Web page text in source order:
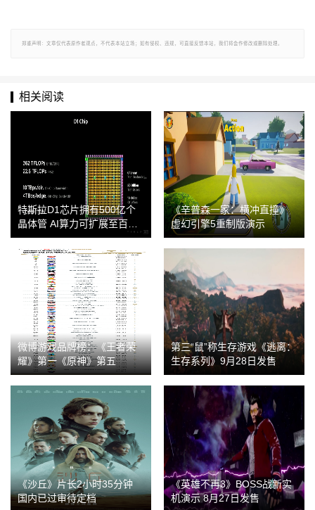
郑重声明：文章仅代表原作者观点，不代表本站立场；如有侵权、违规，可直接反馈本站，我们将会作修改或删除处理。
相关阅读
特斯拉D1芯片拥有500亿个
晶体管 AI算力可扩展至百亿
亿级别
《辛普森一家：横冲直撞》
虚幻引擎5重制版演示
微博游戏品牌榜：《王者荣
耀》第一《原神》第五
第三“鼠”称生存游戏《逃离：
生存系列》9月28日发售
《沙丘》片长2小时35分钟
国内已过审待定档
《英雄不再3》BOSS战新实
机演示 8月27日发售